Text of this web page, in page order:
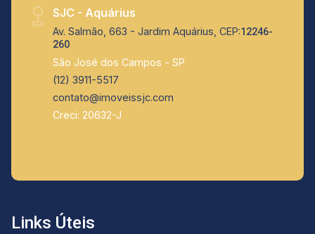
Agende sua visita e venha conhecer esse
apartamento que tem tudo o que você precisa!
SJC - Aquárius
Av. Salmão, 663 - Jardim Aquárius, CEP:12246-
260
São José dos Campos - SP
(12) 3911-5517
contato@imoveissjc.com
Creci: 20632-J
Links Úteis